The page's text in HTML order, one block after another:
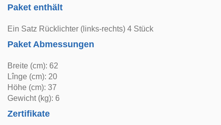
Paket enthält
Ein Satz Rücklichter (links-rechts) 4 Stück
Paket Abmessungen
Breite (cm): 62
Lînge (cm): 20
Höhe (cm): 37
Gewicht (kg): 6
Zertifikate